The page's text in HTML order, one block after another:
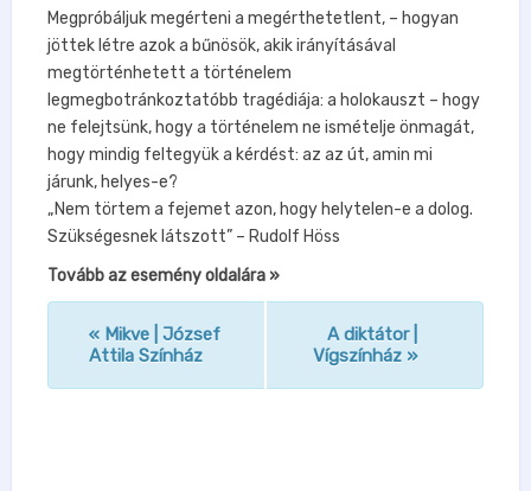
Megpróbáljuk megérteni a megérthetetlent, – hogyan
jöttek létre azok a bűnösök, akik irányításával
megtörténhetett a történelem
legmegbotránkoztatóbb tragédiája: a holokauszt – hogy
ne felejtsünk, hogy a történelem ne ismételje önmagát,
hogy mindig feltegyük a kérdést: az az út, amin mi
járunk, helyes-e?
„Nem törtem a fejemet azon, hogy helytelen-e a dolog.
Szükségesnek látszott” – Rudolf Höss
Tovább az esemény oldalára »
a
« Mikve | József
Attila Színház
A diktátor |
Vígszínház »